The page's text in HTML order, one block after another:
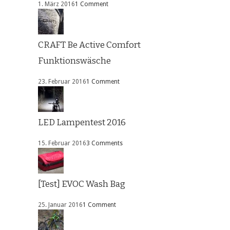
1. März 20161 Comment
CRAFT Be Active Comfort
Funktionswäsche
23. Februar 20161 Comment
LED Lampentest 2016
15. Februar 20163 Comments
[Test] EVOC Wash Bag
25. Januar 20161 Comment